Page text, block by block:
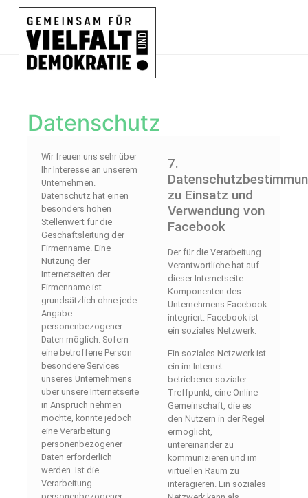
Datenschutz
Wir freuen uns sehr über
Ihr Interesse an unserem
Unternehmen.
Datenschutz hat einen
besonders hohen
Stellenwert für die
Geschäftsleitung der
Firmenname. Eine
Nutzung der
Internetseiten der
Firmenname ist
grundsätzlich ohne jede
Angabe
personenbezogener
Daten möglich. Sofern
eine betroffene Person
besondere Services
unseres Unternehmens
über unsere Internetseite
in Anspruch nehmen
möchte, könnte jedoch
eine Verarbeitung
personenbezogener
Daten erforderlich
werden. Ist die
Verarbeitung
7.
zu Einsatz und
Verwendung von
Facebook
Der für die Verarbeitung
Verantwortliche hat auf
dieser Internetseite
Komponenten des
Unternehmens Facebook
integriert. Facebook ist
ein soziales Netzwerk.
Ein soziales Netzwerk ist
ein im Internet
betriebener sozialer
Treffpunkt, eine Online-
Gemeinschaft, die es
den Nutzern in der Regel
ermöglicht,
untereinander zu
kommunizieren und im
virtuellen Raum zu
interagieren. Ein soziales